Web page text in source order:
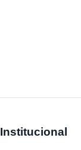
Institucional